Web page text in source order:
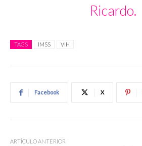
Ricardo.
TAGS IMSS VIH
Facebook X
ARTÍCULO ANTERIOR